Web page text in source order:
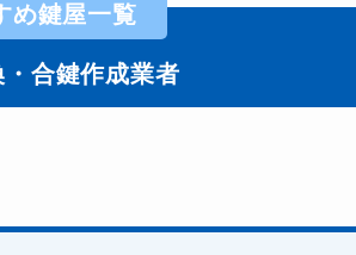
め鍵屋一覧
合鍵作成業者